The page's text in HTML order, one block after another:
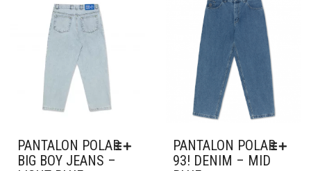
Ajouter à mes favoris
PANTALON POLAR
BIG BOY JEANS –
Ajouter à mes favoris
PANTALON POLAR
93! DENIM – MID